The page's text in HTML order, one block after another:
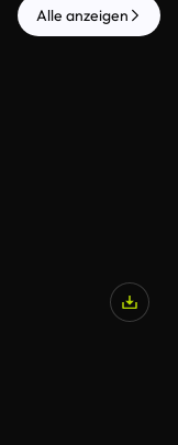
Alle anzeigen